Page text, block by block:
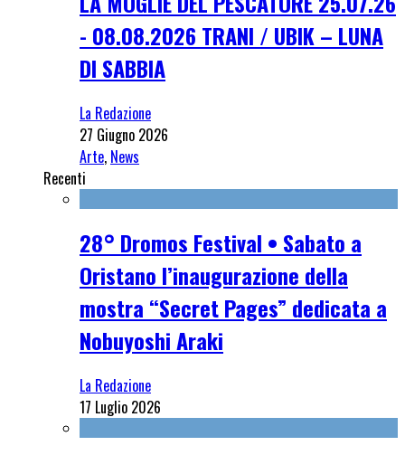
- 08.08.2026 TRANI / UBIK – LUNA
DI SABBIA
La Redazione
27 Giugno 2026
Arte, News
Recenti
28° Dromos Festival • Sabato a
Oristano l’inaugurazione della
mostra “Secret Pages” dedicata a
Nobuyoshi Araki
La Redazione
17 Luglio 2026